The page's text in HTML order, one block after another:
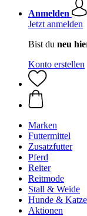
Anmelden
Jetzt anmelden
Bist du neu
Konto erstellen
Marken
Futtermittel
Zusatzfutter
Pferd
Reiter
Reitmode
Stall & Weide
Hunde &
Aktionen